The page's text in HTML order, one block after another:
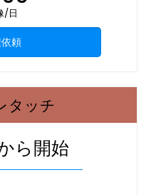
/日
頼
タッチ
ら開始